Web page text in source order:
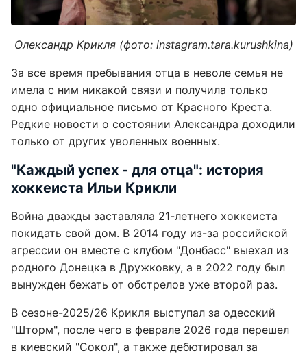
Олександр Крикля (фото: instagram.tara.kurushkina)
За все время пребывания отца в неволе семья не
имела с ним никакой связи и получила только
одно официальное письмо от Красного Креста.
Редкие новости о состоянии Александра доходили
только от других уволенных военных.
"Каждый успех - для отца": история
хоккеиста Ильи Крикли
Война дважды заставляла 21-летнего хоккеиста
покидать свой дом. В 2014 году из-за российской
агрессии он вместе с клубом "Донбасс" выехал из
родного Донецка в Дружковку, а в 2022 году был
вынужден бежать от обстрелов уже второй раз.
В сезоне-2025/26 Крикля выступал за одесский
"Шторм", после чего в феврале 2026 года перешел
в киевский "Сокол", а также дебютировал за